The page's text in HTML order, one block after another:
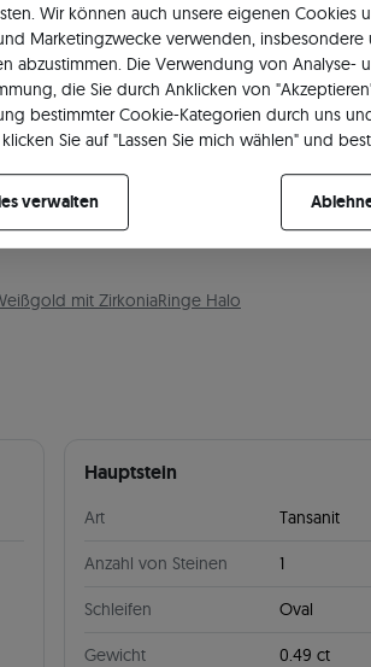
mit ZirkoniaRinge Halo
Hauptstein
Art Tansanit
Anzahl von Steinen 1
Schleifen Oval
Gewicht 0.49 ct
Wir können auch unsere eigenen Cookies
Marketingzwecke verwenden, insbesondere
abzustimmen. Die Verwendung von Analyse-
die Sie durch Anklicken von
bestimmter Cookie-Kategorien durch uns
Sie auf "Lassen Sie mich wählen" und
verwalten